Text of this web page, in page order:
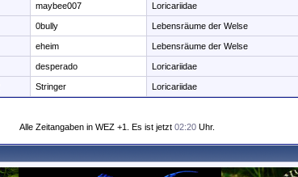
maybee007 Loricariidae
0bully Lebensräume der Welse
eheim Lebensräume der Welse
desperado Loricariidae
Stringer Loricariidae
Alle Zeitangaben in WEZ +1. Es ist jetzt 02:20 Uhr.